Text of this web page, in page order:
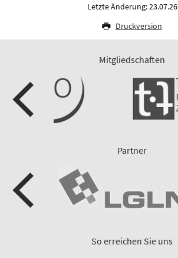
Letzte Änderung: 23.07.26
Druckversion
Mitgliedschaften
Partner
So erreichen Sie uns